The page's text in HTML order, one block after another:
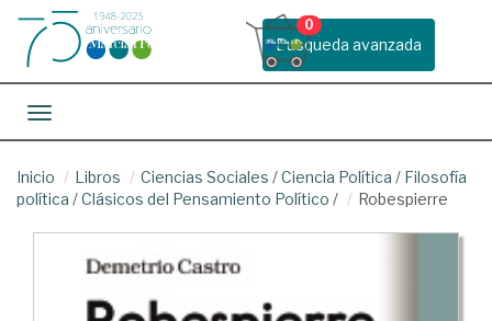
Busqueda avanzada
0
Toggle navigation
Inicio Libros Ciencias Sociales /Ciencia Política / Filosofía
política /Clásicos del Pensamiento Político / Robespierre